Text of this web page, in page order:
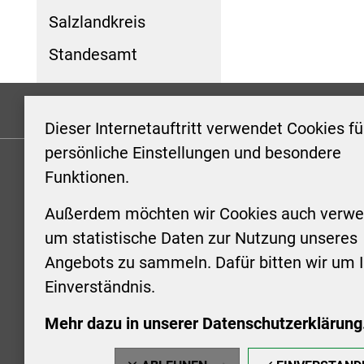
Dieser Internetauftritt verwendet Cookies
persönliche Einstellungen und besondere
Funktionen.
Außerdem möchten wir Cookies auch
um statistische Daten zur Nutzung unseres
Angebots zu sammeln. Dafür bitten wir um
Einverständnis.
Mehr dazu in unserer
Salzlandkreis
Standesamt
KONTAKT
Stadt Aschersleben
Markt 1
06449 Aschersleben
+49 3473 958-0
stadt@aschersleben.de
https://www.aschersleben.de/
Montag:
Uhr
Uhr
vorheriger